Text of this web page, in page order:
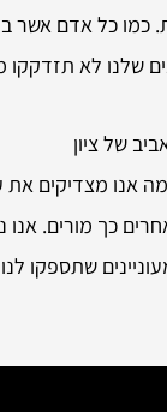
כמו כל אדם אשר
שלנו לא
של ציון
אנו מצדיקים את
כך מורים. אנו
שתספקו